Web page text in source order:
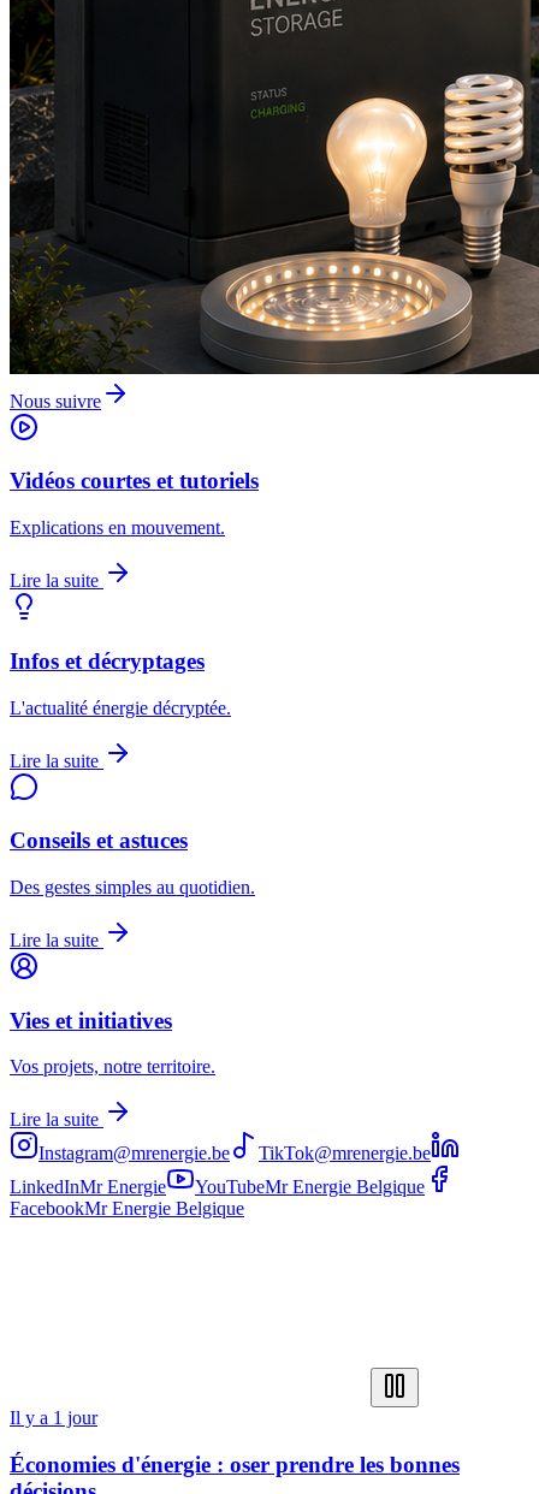
Nous suivre
Vidéos courtes et tutoriels
Explications en mouvement.
Lire la suite
Infos et décryptages
L'actualité énergie décryptée.
Lire la suite
Conseils et astuces
Des gestes simples au quotidien.
Lire la suite
Vies et initiatives
Vos projets, notre territoire.
Lire la suite
Instagram@mrenergie.be TikTok@mrenergie.be
LinkedInMr Energie YouTubeMr Energie Belgique
FacebookMr Energie Belgique
Il y a 1 jour
Économies d'énergie : oser prendre les bonnes